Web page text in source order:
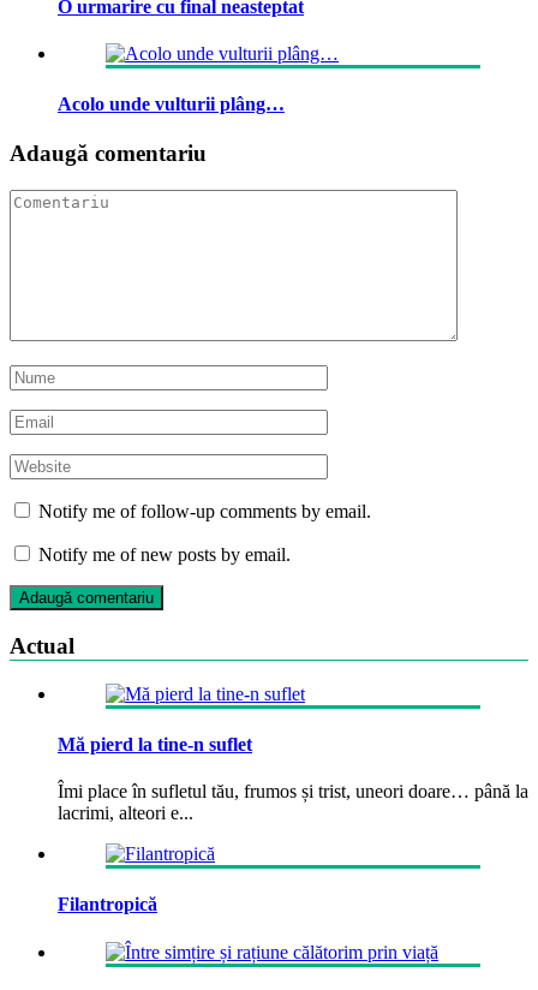
O urmarire cu final neasteptat
Acolo unde vulturii plâng…
Adaugă comentariu
Notify me of follow-up comments by email.
Notify me of new posts by email.
Actual
Mă pierd la tine-n suflet
Îmi place în sufletul tău, frumos și trist, uneori doare… până la
lacrimi, alteori e...
Filantropică